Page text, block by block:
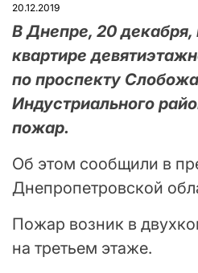
20.12.2019
В Днепре, 20 декабря,
квартире
по проспекту
Индустриального
пожар.
Об этом сообщили в
Днепропетровской
Пожар возник в
на третьем этаже.